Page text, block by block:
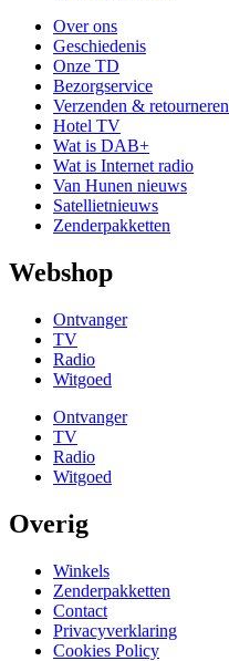
Over ons
Geschiedenis
Onze TD
Bezorgservice
Verzenden & retourneren
Hotel TV
Wat is DAB+
Wat is Internet radio
Van Hunen nieuws
Satellietnieuws
Zenderpakketten
Webshop
Ontvanger
TV
Radio
Witgoed
Ontvanger
TV
Radio
Witgoed
Overig
Winkels
Zenderpakketten
Contact
Privacyverklaring
Cookies Policy